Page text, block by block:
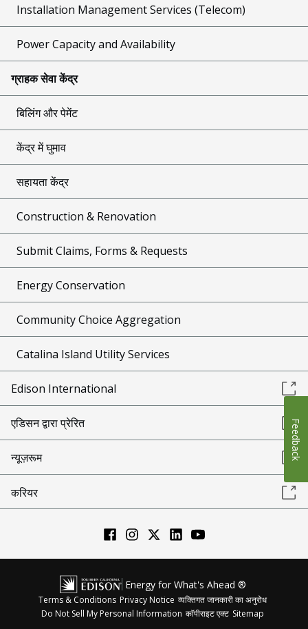
Installation Management Services (Telecom)
Power Capacity and Availability
ग्राहक सेवा केंद्र
बिलिंग और पेमेंट
केंद्र में घुमाव
सहायता केंद्र
Construction & Renovation
Submit Claims, Forms & Requests
Energy Conservation
Community Choice Aggregation
Catalina Island Utility Services
Edison International
एडिसन द्वारा प्रेरित
न्यूज़रूम
करियर
Energy for What's Ahead ®
Terms & Conditions Privacy Notice व्यक्तिगत जानकारी का अनुरोध
Do Not Sell My Personal Information कॉपीराइट एक्ट Sitemap
Feedback